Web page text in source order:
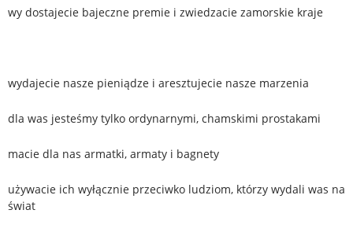
wy dostajecie bajeczne premie i zwiedzacie zamorskie kraje
wydajecie nasze pieniądze i aresztujecie nasze marzenia
dla was jesteśmy tylko ordynarnymi, chamskimi prostakami
macie dla nas armatki, armaty i bagnety
używacie ich wyłącznie przeciwko ludziom, którzy wydali was na
świat